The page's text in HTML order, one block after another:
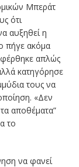
Μπεράτ
ότι
αυξηθεί η
πήγε ακόμα
απλώς
κατηγόρησε
τους να
«Δεν
αποθέματα”
το
να φανεί